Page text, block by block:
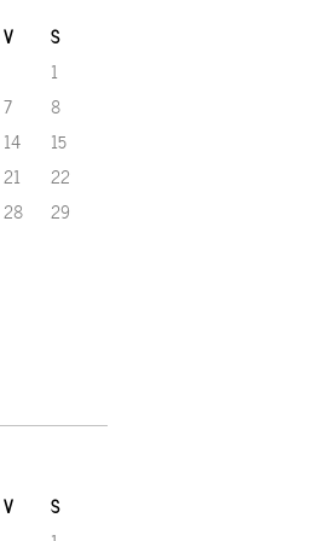
V S
1
7
8
14
15
21
22
28
29
V S